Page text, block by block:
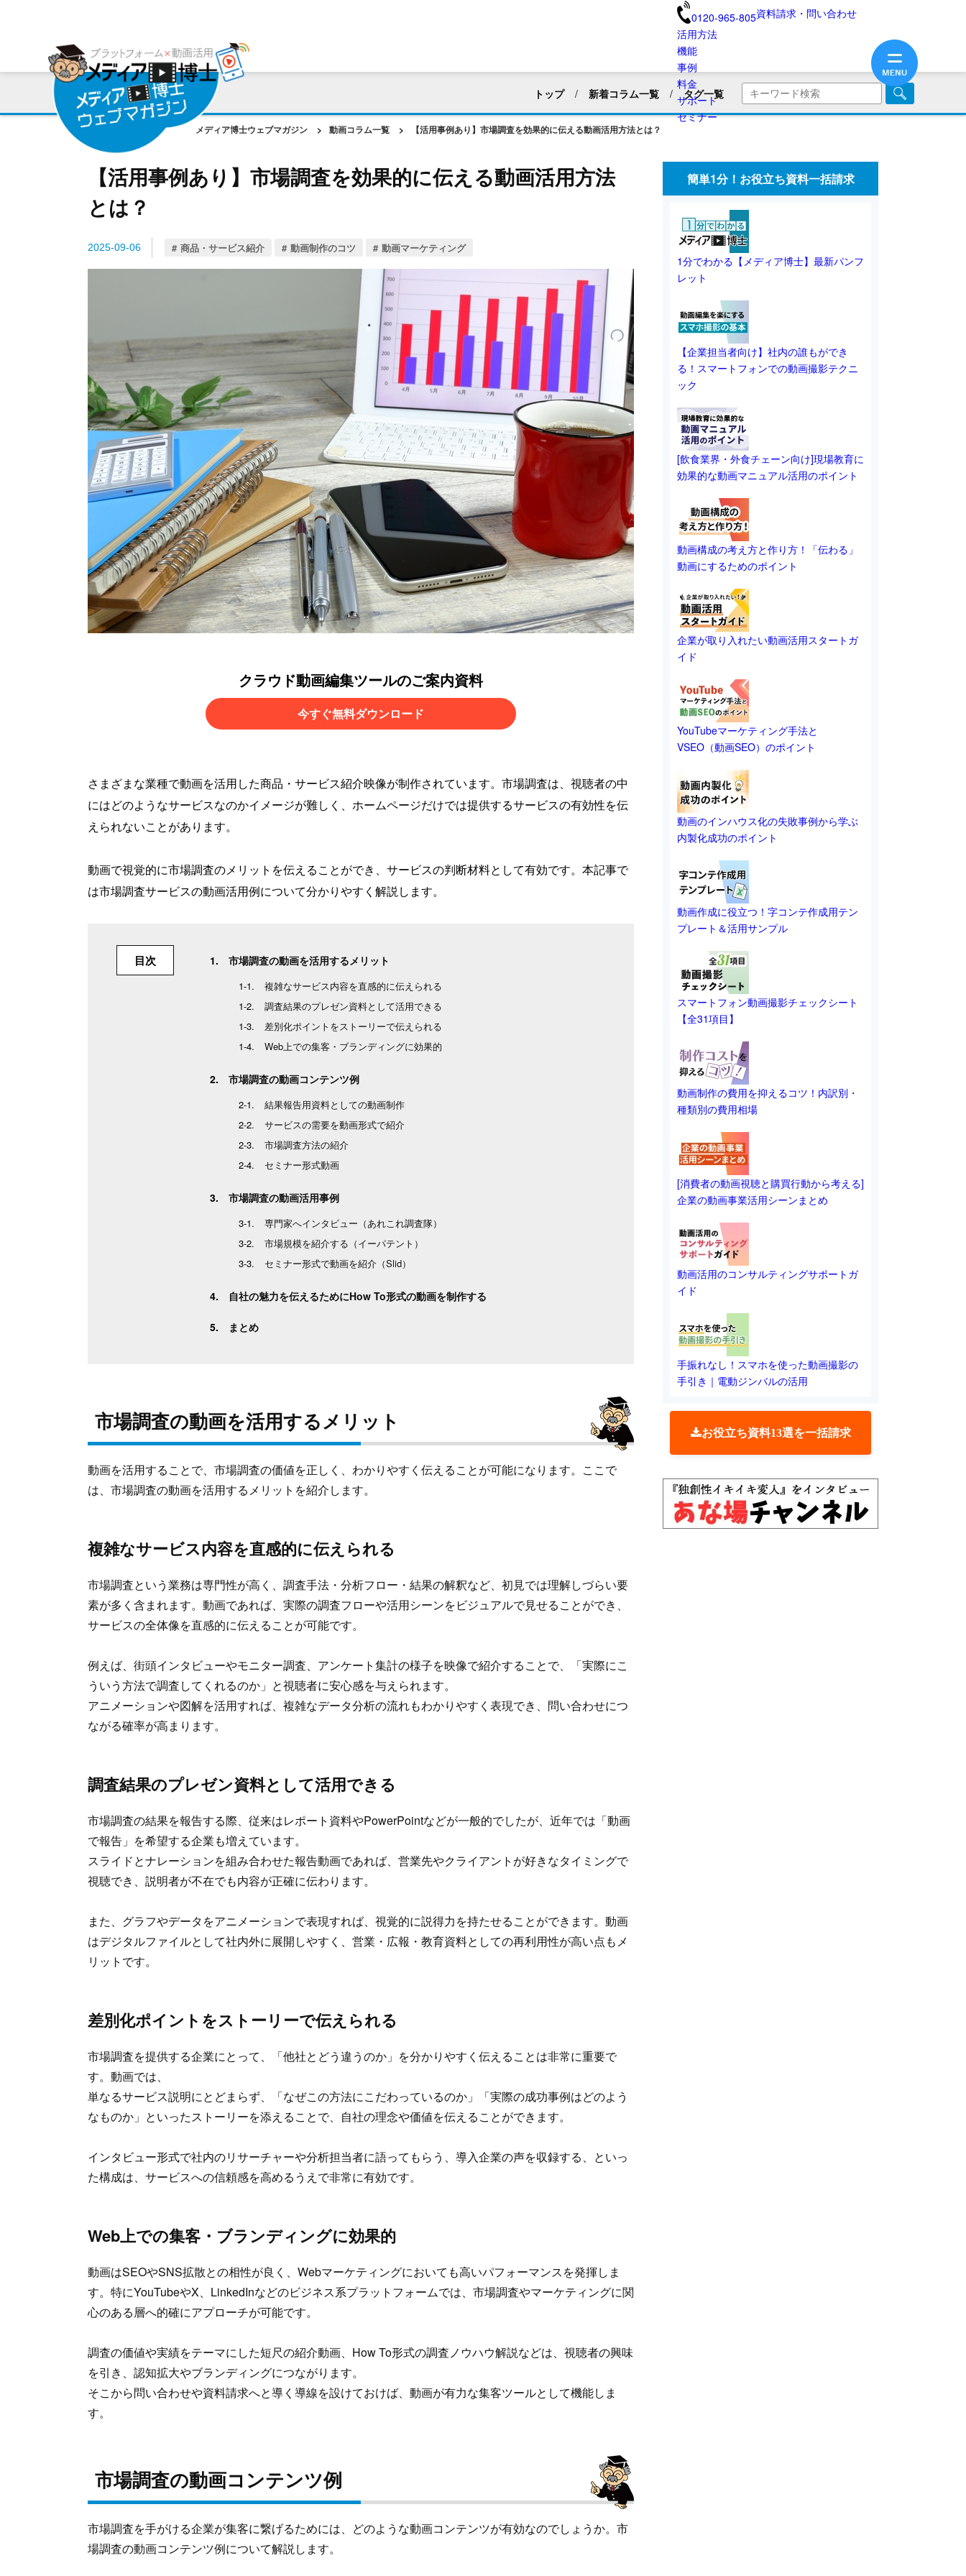
0120-965-805資料請求・問い合わせ
活用方法
機能
ットフォーム
編集ツール
事例
用会社様の声
ラットフォーム事例
料金
サポート
ンサルティング・サポート
役立ち資料
セミナー
トップ 新着コラム一覧 タグ一覧
すべて 採用活動
商品・サービス紹介
建築業界
化粧品・美容用品 ブランディング
医療業界
ホテル・旅館・民宿
保険業界・生命保険
新企画リリース 会員向け情報
動画制作のコツ
SNS動画
動画マーケティング
業界別動画活用
メディア博士ウェブマガジン > 動画コラム一覧 > 【活用事例あり】市場調査を効果的に伝える動画活用方法とは？
【活用事例あり】市場調査を効果的に伝える動画活用方法
とは？
2025-09-06 商品・サービス紹介 動画制作のコツ 動画マーケティング
クラウド動画編集ツールのご案内資料
今すぐ無料ダウンロード
さまざまな業種で動画を活用した商品・サービス紹介映像が制作されています。市場調査は、視聴者の中
にはどのようなサービスなのかイメージが難しく、ホームページだけでは提供するサービスの有効性を伝
えられないことがあります。
動画で視覚的に市場調査のメリットを伝えることができ、サービスの判断材料として有効です。本記事で
は市場調査サービスの動画活用例について分かりやすく解説します。
目次 市場調査の動画を活用するメリット
複雑なサービス内容を直感的に伝えられる
調査結果のプレゼン資料として活用できる
差別化ポイントをストーリーで伝えられる
Web上での集客・ブランディングに効果的
市場調査の動画コンテンツ例
結果報告用資料としての動画制作
サービスの需要を動画形式で紹介
市場調査方法の紹介
セミナー形式動画
市場調査の動画活用事例
専門家へインタビュー（あれこれ調査隊）
市場規模を紹介する（イーパテント）
セミナー形式で動画を紹介（Slid）
自社の魅力を伝えるためにHow To形式の動画を制作する
まとめ
市場調査の動画を活用するメリット
動画を活用することで、市場調査の価値を正しく、わかりやすく伝えることが可能になります。ここで
は、市場調査の動画を活用するメリットを紹介します。
複雑なサービス内容を直感的に伝えられる
市場調査という業務は専門性が高く、調査手法・分析フロー・結果の解釈など、初見では理解しづらい要
素が多く含まれます。動画であれば、実際の調査フローや活用シーンをビジュアルで見せることができ、
サービスの全体像を直感的に伝えることが可能です。
例えば、街頭インタビューやモニター調査、アンケート集計の様子を映像で紹介することで、「実際にこ
ういう方法で調査してくれるのか」と視聴者に安心感を与えられます。
アニメーションや図解を活用すれば、複雑なデータ分析の流れもわかりやすく表現でき、問い合わせにつ
ながる確率が高まります。
調査結果のプレゼン資料として活用できる
市場調査の結果を報告する際、従来はレポート資料やPowerPointなどが一般的でしたが、近年では「動画
で報告」を希望する企業も増えています。
スライドとナレーションを組み合わせた報告動画であれば、営業先やクライアントが好きなタイミングで
視聴でき、説明者が不在でも内容が正確に伝わります。
また、グラフやデータをアニメーションで表現すれば、視覚的に説得力を持たせることができます。動画
はデジタルファイルとして社内外に展開しやすく、営業・広報・教育資料としての再利用性が高い点もメ
リットです。
差別化ポイントをストーリーで伝えられる
市場調査を提供する企業にとって、「他社とどう違うのか」を分かりやすく伝えることは非常に重要で
す。動画では、
単なるサービス説明にとどまらず、「なぜこの方法にこだわっているのか」「実際の成功事例はどのよう
なものか」といったストーリーを添えることで、自社の理念や価値を伝えることができます。
インタビュー形式で社内のリサーチャーや分析担当者に語ってもらう、導入企業の声を収録する、といっ
た構成は、サービスへの信頼感を高めるうえで非常に有効です。
Web上での集客・ブランディングに効果的
動画はSEOやSNS拡散との相性が良く、Webマーケティングにおいても高いパフォーマンスを発揮しま
す。特にYouTubeやX、LinkedInなどのビジネス系プラットフォームでは、市場調査やマーケティングに関
心のある層へ的確にアプローチが可能です。
調査の価値や実績をテーマにした短尺の紹介動画、How To形式の調査ノウハウ解説などは、視聴者の興味
を引き、認知拡大やブランディングにつながります。
そこから問い合わせや資料請求へと導く導線を設けておけば、動画が有力な集客ツールとして機能しま
す。
市場調査の動画コンテンツ例
市場調査を手がける企業が集客に繋げるためには、どのような動画コンテンツが有効なのでしょうか。市
場調査の動画コンテンツ例について解説します。
簡単1分！お役立ち資料一括請求
1分でわかる【メディア博士】最新パンフ
レット
【企業担当者向け】社内の誰もができ
る！スマートフォンでの動画撮影テクニ
ック
[飲食業界・外食チェーン向け]現場教育に
効果的な動画マニュアル活用のポイント
動画構成の考え方と作り方！「伝わる」
動画にするためのポイント
企業が取り入れたい動画活用スタートガ
イド
YouTubeマーケティング手法と
VSEO（動画SEO）のポイント
動画のインハウス化の失敗事例から学ぶ
内製化成功のポイント
動画作成に役立つ！字コンテ作成用テン
プレート＆活用サンプル
スマートフォン動画撮影チェックシート
【全31項目】
動画制作の費用を抑えるコツ！内訳別・
種類別の費用相場
[消費者の動画視聴と購買行動から考える]
企業の動画事業活用シーンまとめ
動画活用のコンサルティングサポートガ
イド
手振れなし！スマホを使った動画撮影の
手引き｜電動ジンバルの活用
お役立ち資料13選を一括請求